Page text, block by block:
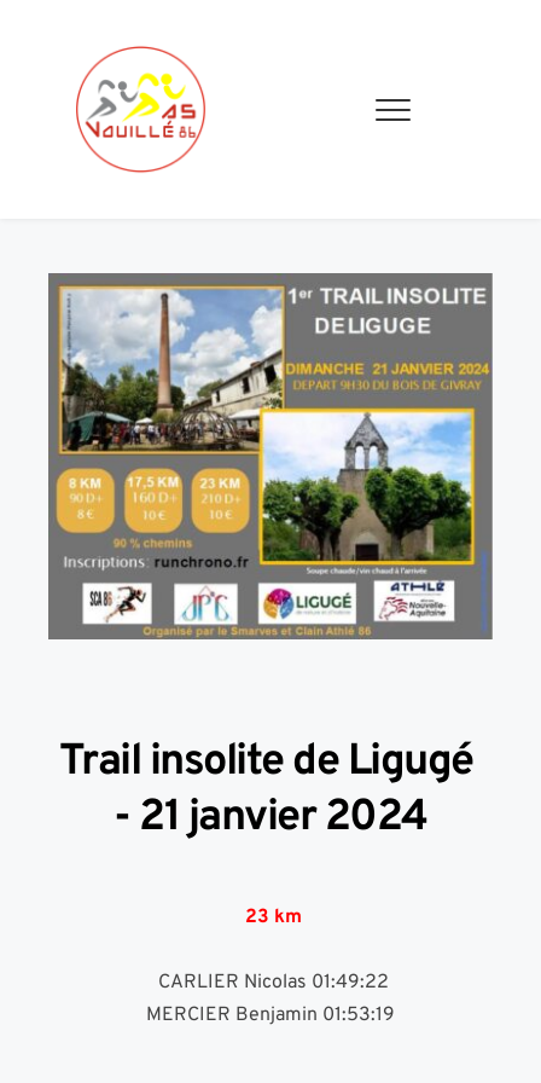
Trail insolite de Ligugé
- 21 janvier 2024
23 km
CARLIER Nicolas 01:49:22
MERCIER Benjamin 01:53:19